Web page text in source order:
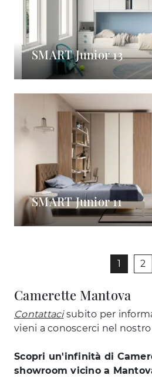
SMART Junior 13
SMART Junior 11
1 2
Camerette Mantova
Contattacisubito per
vieni a conoscerci nel
Scopri un'infinità di
showroom vicino a